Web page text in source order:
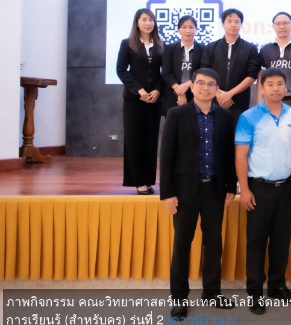
ภาพกิจกรรม คณะวิทยาศาสตร์และเทคโนโลยี จัดอ
การเรียนรู้ (สำหรับครู) รุ่นที่ 2 [ดาวน์โหลด]